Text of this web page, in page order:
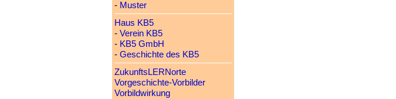
- Muster
Haus KB5
- Verein KB5
- KB5 GmbH
- Geschichte des KB5
ZukunftsLERNorte
Vorgeschichte-Vorbilder
Vorbildwirkung